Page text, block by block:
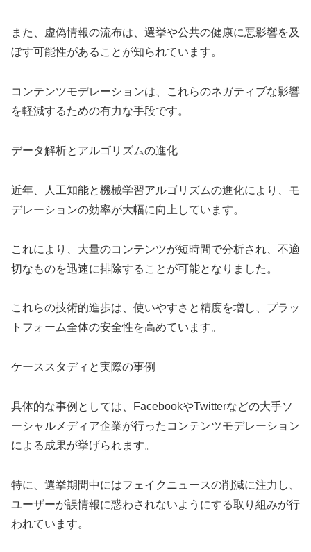
また、虚偽情報の流布は、選挙や公共の健康に悪影響を及
ぼす可能性があることが知られています。
コンテンツモデレーションは、これらのネガティブな影響
を軽減するための有力な手段です。
データ解析とアルゴリズムの進化
近年、人工知能と機械学習アルゴリズムの進化により、モ
デレーションの効率が大幅に向上しています。
これにより、大量のコンテンツが短時間で分析され、不適
切なものを迅速に排除することが可能となりました。
これらの技術的進歩は、使いやすさと精度を増し、プラッ
トフォーム全体の安全性を高めています。
ケーススタディと実際の事例
具体的な事例としては、FacebookやTwitterなどの大手ソ
ーシャルメディア企業が行ったコンテンツモデレーション
による成果が挙げられます。
特に、選挙期間中にはフェイクニュースの削減に注力し、
ユーザーが誤情報に惑わされないようにする取り組みが行
われています。